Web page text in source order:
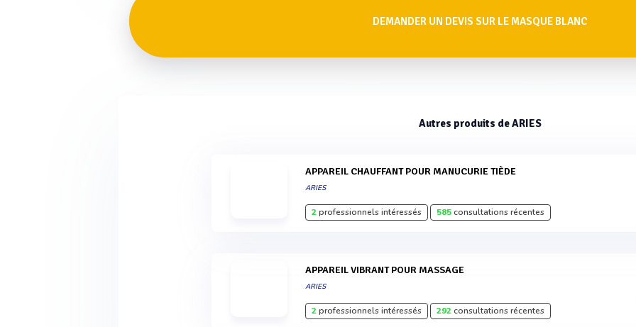
DEMANDER UN DEVIS SUR LE MASQUE BLANC
Autres produits de ARIES
APPAREIL CHAUFFANT POUR MANUCURIE TIÈDE
ARIES
2professionnels intéressés 585consultations récentes
APPAREIL VIBRANT POUR MASSAGE
ARIES
2professionnels intéressés 292consultations récentes